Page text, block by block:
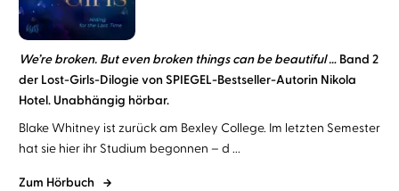
We’re broken. But even broken things can be beautiful … Band 2
der Lost-Girls-Dilogie von SPIEGEL-Bestseller-Autorin Nikola
Hotel. Unabhängig hörbar.
Blake Whitney ist zurück am Bexley College. Im letzten Semester
hat sie hier ihr Studium begonnen – d ...
Zum Hörbuch